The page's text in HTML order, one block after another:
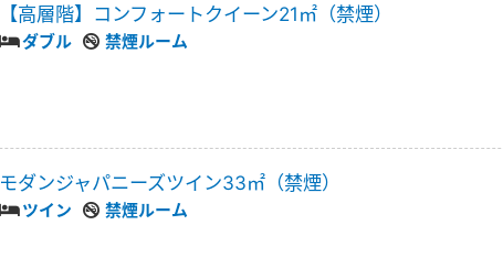
【高層階】コンフォートクイーン21㎡（禁煙）
ダブル 禁煙ルーム
モダンジャパニーズツイン33㎡（禁煙）
ツイン 禁煙ルーム